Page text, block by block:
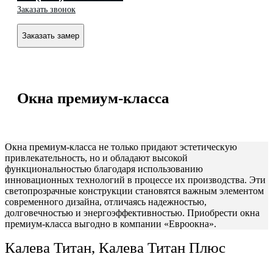
Заказать звонок
Заказать замер
Окна премиум-класса
Окна премиум-класса не только придают эстетическую
привлекательность, но и обладают высокой
функциональностью благодаря использованию
инновационных технологий в процессе их производства. Эти
светопрозрачные конструкции становятся важным элементом
современного дизайна, отличаясь надежностью,
долговечностью и энергоэффективностью. Приобрести окна
премиум-класса выгодно в компании «Евроокна».
Калева Титан, Калева Титан Плюс